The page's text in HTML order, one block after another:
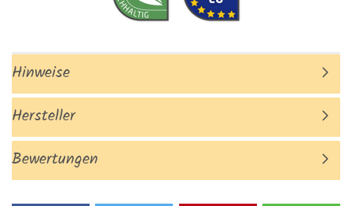
Hinweise
Hersteller
Bewertungen